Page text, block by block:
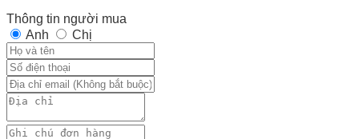
Thông tin người mua
Anh
Chị